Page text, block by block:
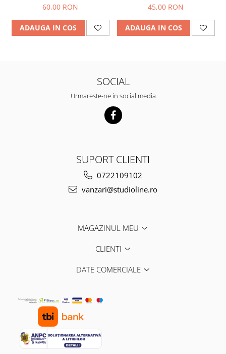
60,00 RON
ADAUGA IN COS
45,00 RON
ADAUGA IN COS
SOCIAL
Urmareste-ne in social media
SUPORT CLIENTI
0722109102
vanzari@studioline.ro
MAGAZINUL MEU
CLIENTI
DATE COMERCIALE